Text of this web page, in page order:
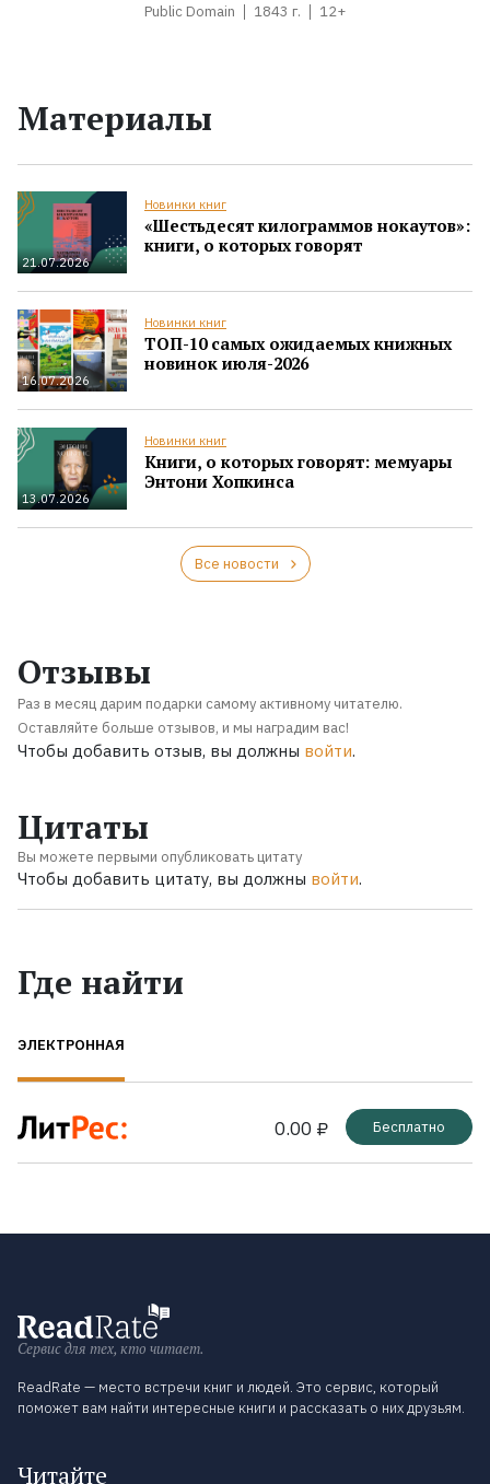
Public Domain 1843 г. 12+
Материалы
21.07.2026
Новинки книг
«Шестьдесят килограммов нокаутов»:
книги, о которых говорят
16.07.2026
Новинки книг
ТОП-10 самых ожидаемых книжных
новинок июля-2026
13.07.2026
Новинки книг
Книги, о которых говорят: мемуары
Энтони Хопкинса
Все новости
Отзывы
Раз в месяц дарим подарки самому активному читателю.
Оставляйте больше отзывов, и мы наградим вас!
Чтобы добавить отзыв, вы должны войти.
Цитаты
Вы можете первыми опубликовать цитату
Чтобы добавить цитату, вы должны войти.
Где найти
ЭЛЕКТРОННАЯ
0.00 ₽ Бесплатно
Сервис для тех, кто читает.
ReadRate — место встречи книг и людей. Это сервис, который
поможет вам найти интересные книги и рассказать о них друзьям.
Читайте